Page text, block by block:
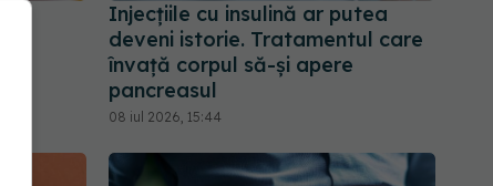
Injecțiile cu insulină ar putea
deveni istorie. Tratamentul care
învață corpul să-și apere
pancreasul
08 iul 2026, 15:44